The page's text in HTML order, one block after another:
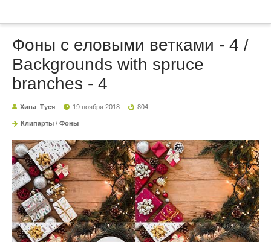
Фоны с еловыми ветками - 4 /
Backgrounds with spruce
branches - 4
Хива_Туся 19 ноября 2018 804
Клипарты / Фоны